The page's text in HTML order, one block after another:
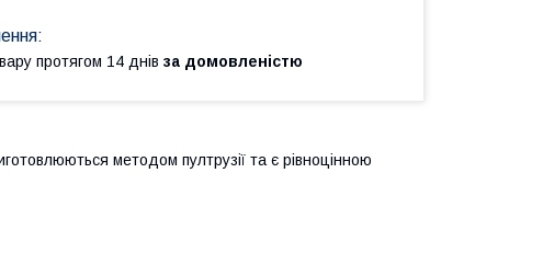
протягом 14 днів за домовленістю
методом пултрузії та є рівноцінною